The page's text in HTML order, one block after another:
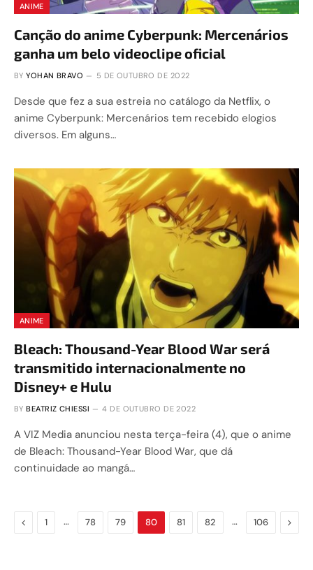
ANIME
Canção do anime Cyberpunk: Mercenários
ganha um belo videoclipe oficial
BY YOHAN BRAVO 5 DE OUTUBRO DE 2022
Desde que fez a sua estreia no catálogo da Netflix, o
anime Cyberpunk: Mercenários tem recebido elogios
diversos. Em alguns…
ANIME
Bleach: Thousand-Year Blood War será
transmitido internacionalmente no
Disney+ e Hulu
BY BEATRIZ CHIESSI 4 DE OUTUBRO DE 2022
A VIZ Media anunciou nesta terça-feira (4), que o anime
de Bleach: Thousand-Year Blood War, que dá
continuidade ao mangá…
Previous
1 … 78 79 80 81 82 … 106 Next